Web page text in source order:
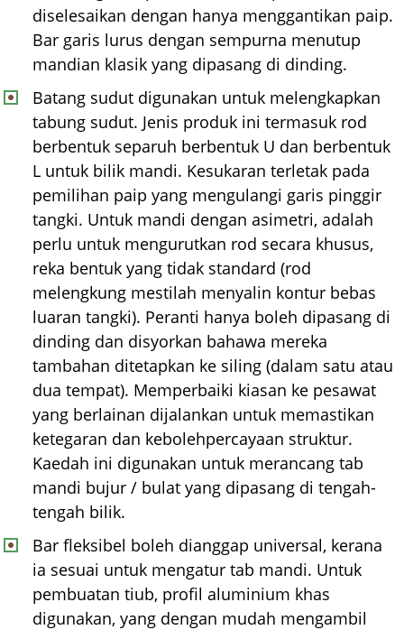
diselesaikan dengan hanya menggantikan paip.
Bar garis lurus dengan sempurna menutup
mandian klasik yang dipasang di dinding.
Batang sudut digunakan untuk melengkapkan
tabung sudut. Jenis produk ini termasuk rod
berbentuk separuh berbentuk U dan berbentuk
L untuk bilik mandi. Kesukaran terletak pada
pemilihan paip yang mengulangi garis pinggir
tangki. Untuk mandi dengan asimetri, adalah
perlu untuk mengurutkan rod secara khusus,
reka bentuk yang tidak standard (rod
melengkung mestilah menyalin kontur bebas
luaran tangki). Peranti hanya boleh dipasang di
dinding dan disyorkan bahawa mereka
tambahan ditetapkan ke siling (dalam satu atau
dua tempat). Memperbaiki kiasan ke pesawat
yang berlainan dijalankan untuk memastikan
ketegaran dan kebolehpercayaan struktur.
Kaedah ini digunakan untuk merancang tab
mandi bujur / bulat yang dipasang di tengah-
tengah bilik.
Bar fleksibel boleh dianggap universal, kerana
ia sesuai untuk mengatur tab mandi. Untuk
pembuatan tiub, profil aluminium khas
digunakan, yang dengan mudah mengambil